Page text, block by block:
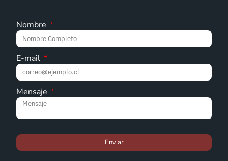
Nombre
E-mail
Mensaje
Enviar